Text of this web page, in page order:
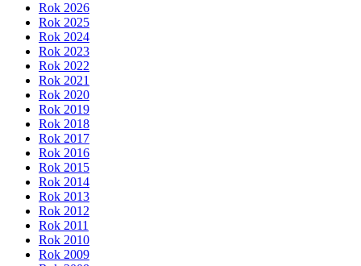
Rok 2026
Rok 2025
Rok 2024
Rok 2023
Rok 2022
Rok 2021
Rok 2020
Rok 2019
Rok 2018
Rok 2017
Rok 2016
Rok 2015
Rok 2014
Rok 2013
Rok 2012
Rok 2011
Rok 2010
Rok 2009